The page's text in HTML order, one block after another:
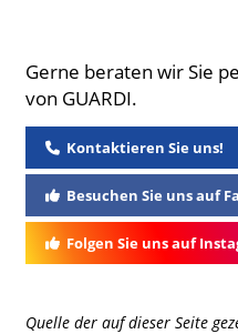
Gerne beraten wir Sie
von GUARDI.
Kontaktieren Sie uns!
Besuchen Sie uns auf
Folgen Sie uns auf
Quelle der auf dieser Seite